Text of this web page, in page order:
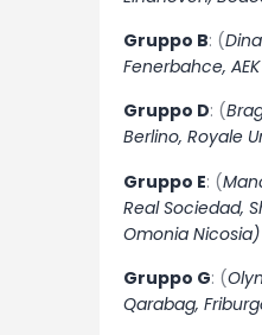
Gruppo B: (
Fenerbahce,
Gruppo D: (
Berlino, Royale
Gruppo E: (
Real Sociedad,
Omonia Nicosia)
Gruppo G: (
Qarabag,